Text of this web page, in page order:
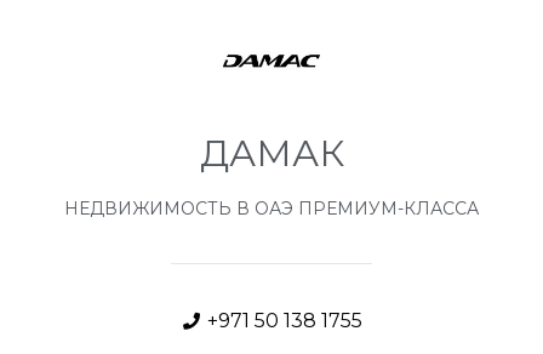
ДАМАК
НЕДВИЖИМОСТЬ В ОАЭ ПРЕМИУМ-КЛАССА
+971 50 138 1755